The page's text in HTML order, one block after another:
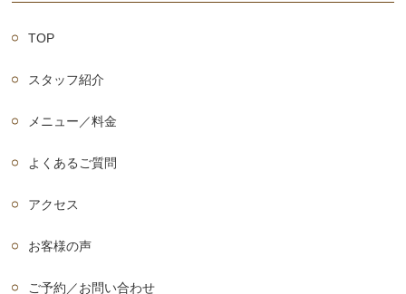
TOP
スタッフ紹介
メニュー／料金
よくあるご質問
アクセス
お客様の声
ご予約／お問い合わせ